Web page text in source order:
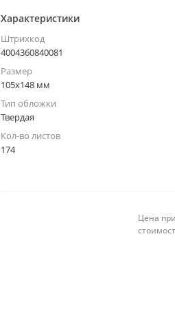
Характеристики
Штрихкод
4004360840081
Размер
105х148 мм
Тип обложки
Твердая
Кол-во листов
174
Цена